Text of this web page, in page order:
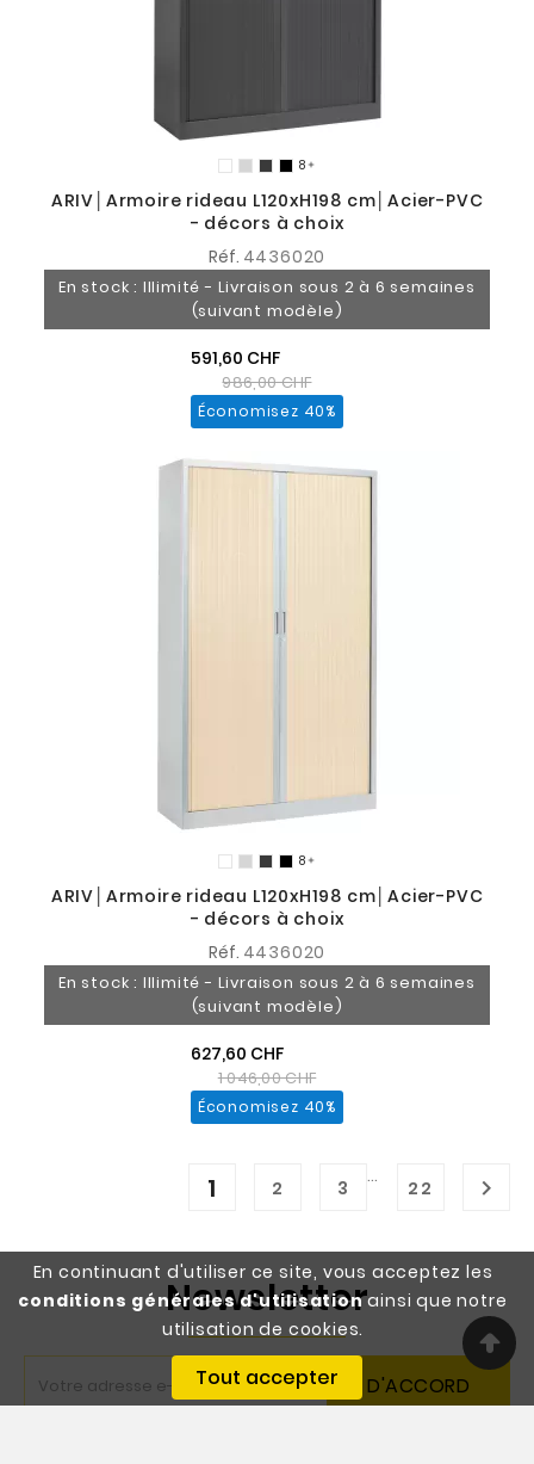
En continuant d'utiliser ce site, vous acceptez les
conditions générales d'utilisationainsi que notre
utilisation de cookies.
Tout accepter
8 
ARIV│Armoire rideau L120xH198 cm│Acier-PVC
- décors à choix
Réf. 4436020
En stock : Illimité - Livraison sous 2 à 6 semaines
(suivant modèle)
591,60 CHF
986,00 CHF
Économisez 40%
8 
ARIV│Armoire rideau L120xH198 cm│Acier-PVC
- décors à choix
Réf. 4436020
En stock : Illimité - Livraison sous 2 à 6 semaines
(suivant modèle)
627,60 CHF
1 046,00 CHF
Économisez 40%
1 2 3
…
22 
Newsletter
D'ACCORD